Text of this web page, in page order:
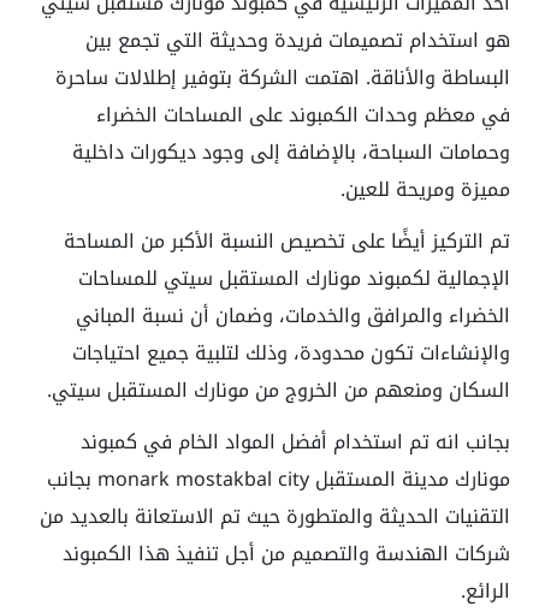
هو استخدام تصميمات فريدة وحديثة التي تجمع بين
البساطة والأناقة. اهتمت الشركة بتوفير إطلالات ساحرة
في معظم وحدات الكمبوند على المساحات الخضراء
وحمامات السباحة، بالإضافة إلى وجود ديكورات داخلية
مميزة ومريحة للعين.
تم التركيز أيضًا على تخصيص النسبة الأكبر من المساحة
الإجمالية لكمبوند مونارك المستقبل سيتي للمساحات
الخضراء والمرافق والخدمات، وضمان أن نسبة المباني
والإنشاءات تكون محدودة، وذلك لتلبية جميع احتياجات
السكان ومنعهم من الخروج من مونارك المستقبل سيتي.
بجانب انه تم استخدام أفضل المواد الخام في كمبوند
مونارك مدينة المستقبل monark mostakbal city
بجانب
التقنيات الحديثة والمتطورة حيث تم الاستعانة بالعديد من
شركات الهندسة والتصميم من أجل تنفيذ هذا الكمبوند
الرائع.